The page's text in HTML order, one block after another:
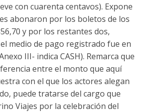
con cuarenta centavos). Expone
abonaron por los boletos de los
y por los restantes dos,
el medio de pago registrado fue en
III- indica CASH). Remarca que
entre el monto que aquí
con el que los actores alegan
puede tratarse del cargo que
Viajes por la celebración del